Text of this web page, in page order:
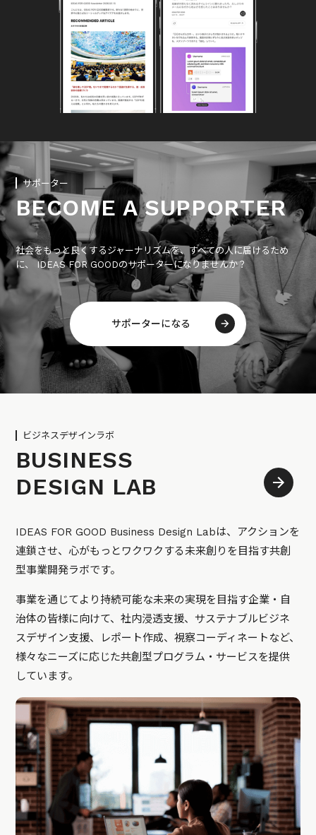
サポーター
BECOME A SUPPORTER
社会をもっと良くするジャーナリズムを、すべての人に届けるため
に、 IDEAS FOR GOODのサポーターになりませんか？
サポーターになる
ビジネスデザインラボ
BUSINESS
DESIGN LAB
IDEAS FOR GOOD Business Design Labは、アクションを
連鎖させ、心がもっとワクワクする未来創りを目指す共創
型事業開発ラボです。
事業を通じてより持続可能な未来の実現を目指す企業・自
治体の皆様に向けて、社内浸透支援、サステナブルビジネ
スデザイン支援、レポート作成、視察コーディネートなど、
様々なニーズに応じた共創型プログラム・サービスを提供
しています。